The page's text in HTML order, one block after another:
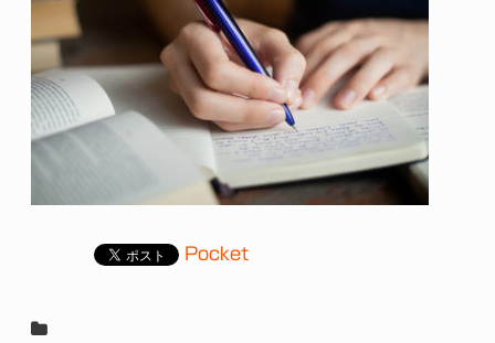
Pocket